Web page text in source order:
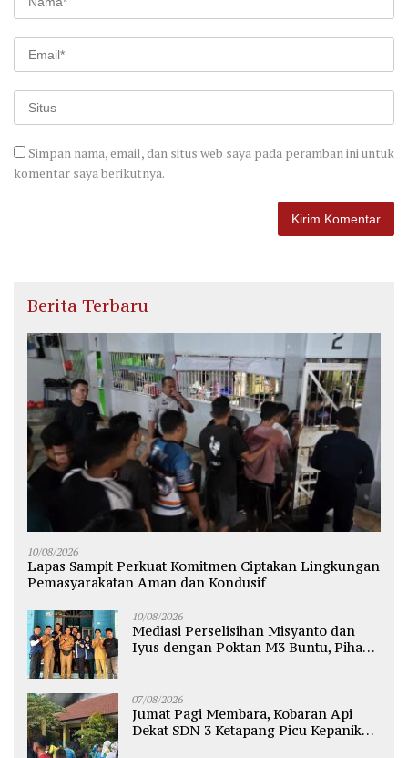
Simpan nama, email, dan situs web saya pada peramban ini untuk
komentar saya berikutnya.
Berita Terbaru
10/08/2026
Lapas Sampit Perkuat Komitmen Ciptakan Lingkungan
Pemasyarakatan Aman dan Kondusif
10/08/2026
Mediasi Perselisihan Misyanto dan
Iyus dengan Poktan M3 Buntu, Pihak
07/08/2026
Jumat Pagi Membara, Kobaran Api
Dekat SDN 3 Ketapang Picu Kepanikan